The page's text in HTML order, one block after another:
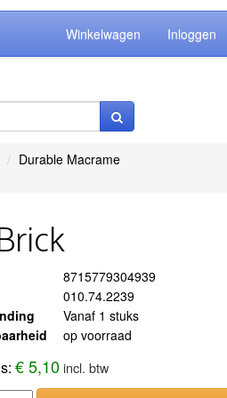
Winkelwagen Inloggen
Durable Macrame
8715779304939
010.74.2239
Vanaf 1 stuks
op voorraad
€ 5,10 incl. btw